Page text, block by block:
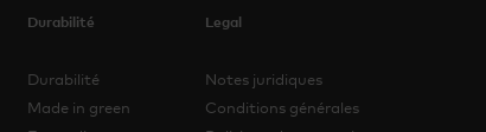
Durabilité
Durabilité
Made in green
Legal
Notes juridiques
Conditions générales